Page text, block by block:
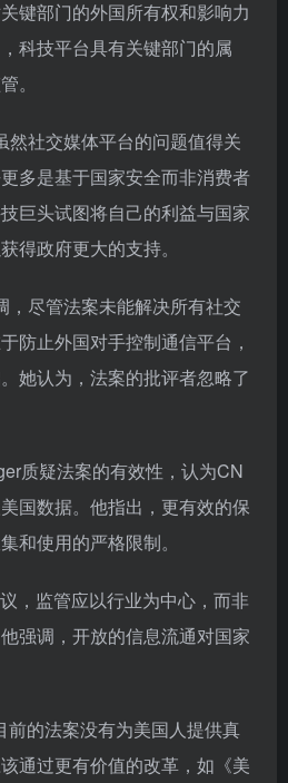
键部门的外国所有权和影响力
科技平台具有关键部门的属
。
然社交媒体平台的问题值得关
多是基于国家安全而非消费者
巨头试图将自己的利益与国家
得政府更大的支持。
，尽管法案未能解决所有社交
防止外国对手控制通信平台，
她认为，法案的批评者忽略了
质疑法案的有效性，认为CN
国数据。他指出，更有效的保
和使用的严格限制。
，监管应以行业为中心，而非
强调，开放的信息流通对国家
前的法案没有为美国人提供真
通过更有价值的改革，如《美